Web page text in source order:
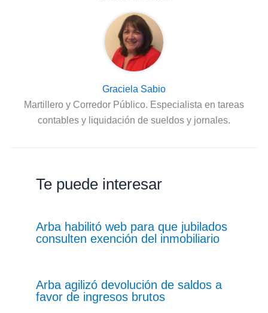
Graciela Sabio
Martillero y Corredor Público. Especialista en tareas
contables y liquidación de sueldos y jornales.
Te puede interesar
Arba habilitó web para que jubilados
consulten exención del inmobiliario
Arba agilizó devolución de saldos a
favor de ingresos brutos